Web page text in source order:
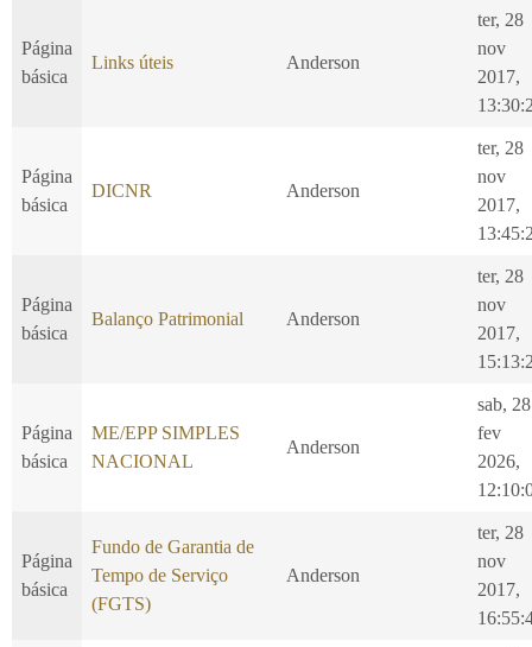
Página
básica
Links úteis Anderson
ter, 28
nov
2017,
Página
básica
DICNR Anderson
ter, 28
nov
2017,
Página
básica
Balanço Patrimonial Anderson
ter, 28
nov
2017,
Página
básica
ME/EPP SIMPLES
NACIONAL
Anderson
sab, 28
fev
2026,
Página
básica
Fundo de Garantia de
Tempo de Serviço
(FGTS)
Anderson
ter, 28
nov
2017,